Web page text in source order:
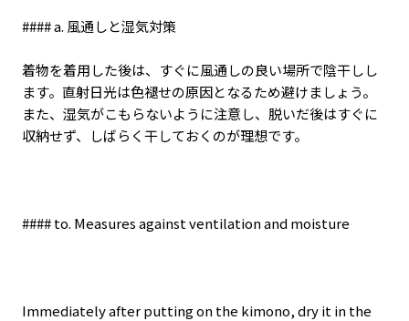
#### a. 風通しと湿気対策
着物を着用した後は、すぐに風通しの良い場所で陰干しし
ます。直射日光は色褪せの原因となるため避けましょう。
また、湿気がこもらないように注意し、脱いだ後はすぐに
収納せず、しばらく干しておくのが理想です。
#### to. Measures against ventilation and moisture
Immediately after putting on the kimono, dry it in the